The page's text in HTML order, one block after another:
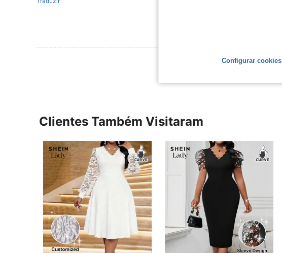
Ver Mais Avaliações
Clientes Também Visitaram
Configurar cookies